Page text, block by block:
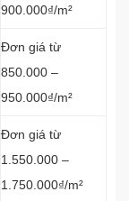
900.000₫/m²
Đơn giá từ
850.000 –
950.000₫/m²
Đơn giá từ
1.550.000 –
1.750.000₫/m²